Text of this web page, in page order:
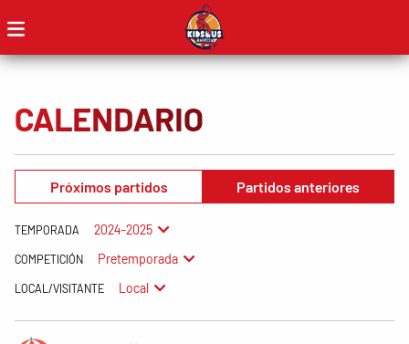
CALENDARIO
Próximos partidos Partidos anteriores
TEMPORADA 2024-2025
COMPETICIÓN Pretemporada
LOCAL/VISITANTE Local